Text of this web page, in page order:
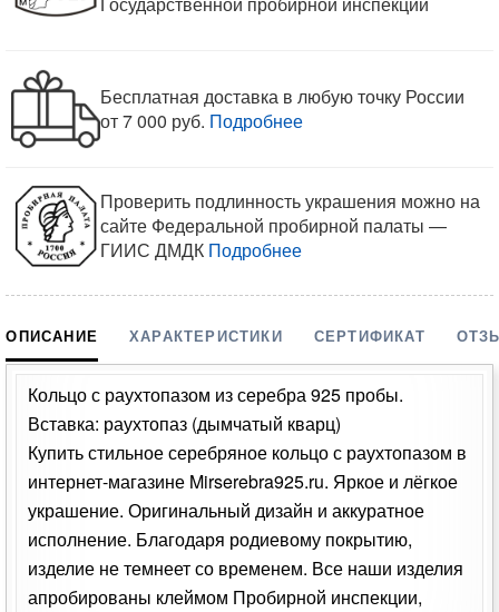
Бесплатная доставка в любую точку России
от 7 000 руб. Подробнее
Проверить подлинность украшения можно на
сайте Федеральной пробирной палаты —
ГИИС ДМДК Подробнее
ОПИСАНИЕ ХАРАКТЕРИСТИКИ СЕРТИФИКАТ
Кольцо с раухтопазом из серебра 925 пробы.
Вставка: раухтопаз (дымчатый кварц)
Купить стильное серебряное кольцо с раухтопазом в
интернет-магазине Mirserebra925.ru. Яркое и лёгкое
украшение. Оригинальный дизайн и аккуратное
исполнение. Благодаря родиевому покрытию,
изделие не темнеет со временем. Все наши изделия
апробированы клеймом Пробирной инспекции,